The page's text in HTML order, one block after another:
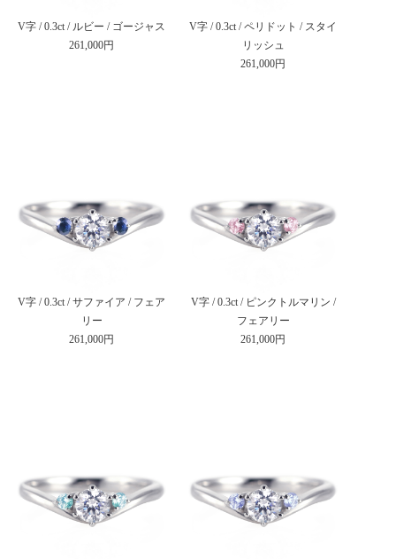
V字 / 0.3ct / ルビー / ゴージャス
261,000円
V字 / 0.3ct / ペリドット / スタイ
リッシュ
261,000円
V字 / 0.3ct / サファイア / フェア
リー
261,000円
V字 / 0.3ct / ピンクトルマリン /
フェアリー
261,000円